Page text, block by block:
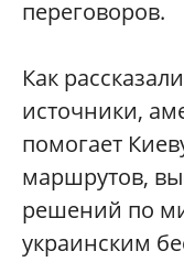
переговоров.
Как
источники,
помогает
маршрутов,
решений по
украинским